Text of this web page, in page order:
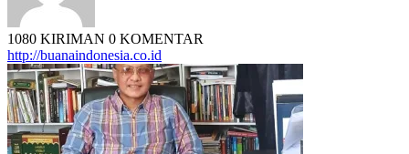
1080 KIRIMAN 0 KOMENTAR
http://buanaindonesia.co.id